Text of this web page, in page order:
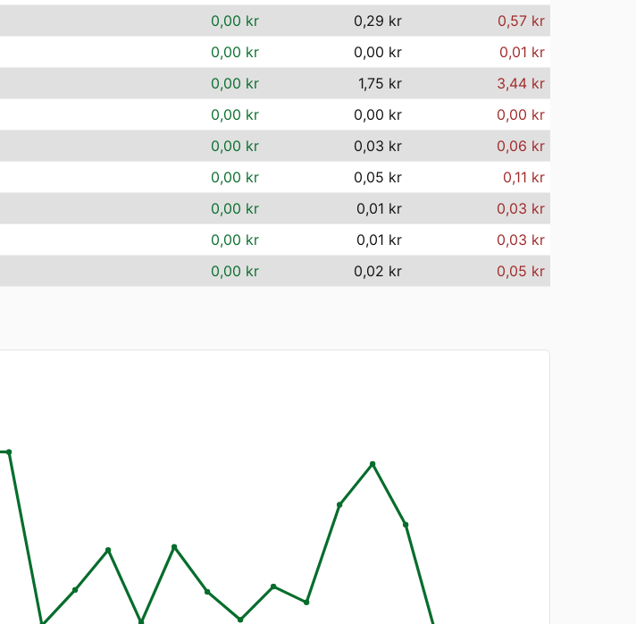
0,00 kr 0,29 kr
0,57 kr
0,00 kr 0,00 kr
0,01 kr
0,00 kr 1,75 kr
3,44 kr
0,00 kr 0,00 kr
0,00 kr
0,00 kr 0,03 kr
0,06 kr
0,00 kr 0,05 kr
0,11 kr
0,00 kr 0,01 kr
0,03 kr
0,00 kr 0,01 kr
0,03 kr
0,00 kr 0,02 kr 0,05 kr